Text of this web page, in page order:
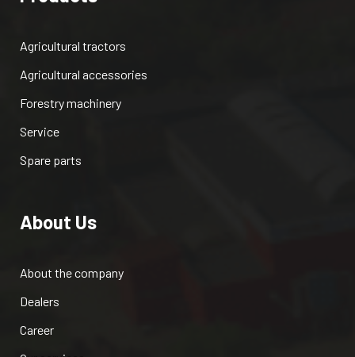
Agricultural tractors
Agricultural accessories
Forestry machinery
Service
Spare parts
About Us
About the company
Dealers
Career